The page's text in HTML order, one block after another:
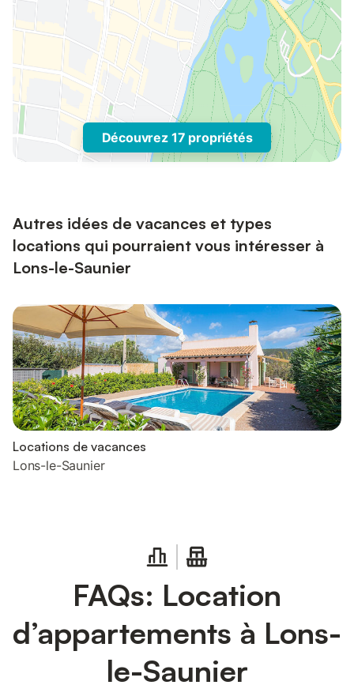
Découvrez 17 propriétés
Autres idées de vacances et types
locations qui pourraient vous intéresser à
Lons-le-Saunier
Locations de vacances
Lons-le-Saunier
FAQs: Location
d’appartements à Lons-
le-Saunier